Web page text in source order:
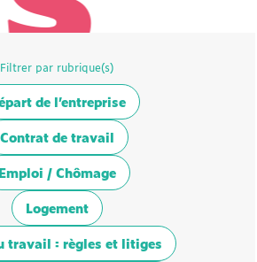
Filtrer par rubrique(s)
de l’entreprise
Contrat de travail
Emploi / Chômage
Logement
travail : règles et litiges